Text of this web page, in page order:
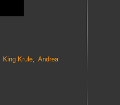
King Krule, Andrea